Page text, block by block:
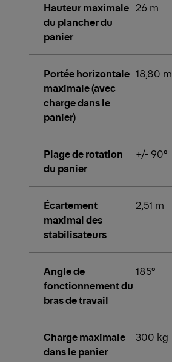
Hauteur maximale
du plancher du
panier
26 m
Portée horizontale
maximale (avec
charge dans le
panier)
18,80 m
Plage de rotation
du panier
+/- 90°
Écartement
maximal des
stabilisateurs
2,51 m
Angle de
fonctionnement du
bras de travail
185°
Charge maximale
dans le panier
300 kg